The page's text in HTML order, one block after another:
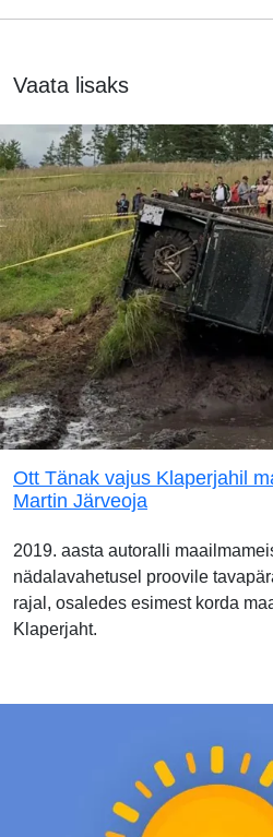
Vaata lisaks
Ott Tänak vajus Klaperjahil
Martin Järveoja
2019. aasta autoralli
nädalavahetusel proovile
rajal, osaledes esimest korda
Klaperjaht.